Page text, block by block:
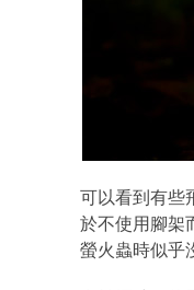
可以看到有些
於不使用腳架
螢火蟲時似乎